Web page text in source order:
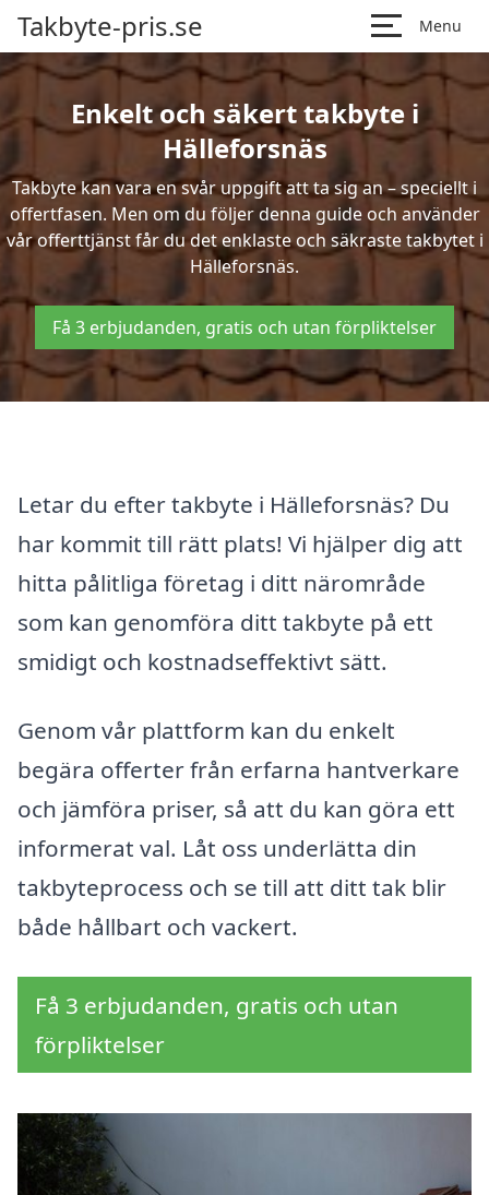
Takbyte-pris.se Menu
Enkelt och säkert takbyte i
Hälleforsnäs
Takbyte kan vara en svår uppgift att ta sig an – speciellt i
offertfasen. Men om du följer denna guide och använder
vår offerttjänst får du det enklaste och säkraste takbytet i
Hälleforsnäs.
Få 3 erbjudanden, gratis och utan förpliktelser
Letar du efter takbyte i Hälleforsnäs? Du
har kommit till rätt plats! Vi hjälper dig att
hitta pålitliga företag i ditt närområde
som kan genomföra ditt takbyte på ett
smidigt och kostnadseffektivt sätt.
Genom vår plattform kan du enkelt
begära offerter från erfarna hantverkare
och jämföra priser, så att du kan göra ett
informerat val. Låt oss underlätta din
takbyteprocess och se till att ditt tak blir
både hållbart och vackert.
Få 3 erbjudanden, gratis och utan
förpliktelser